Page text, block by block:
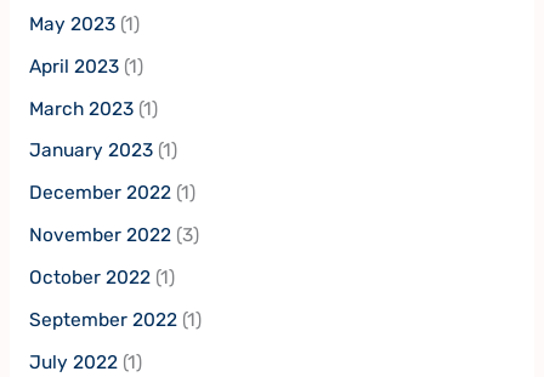
May 2023(1)
April 2023(1)
March 2023(1)
January 2023(1)
December 2022(1)
November 2022(3)
October 2022(1)
September 2022(1)
July 2022(1)